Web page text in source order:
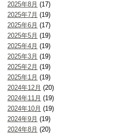
2025年8月 (17)
2025年7月 (19)
2025年6月 (17)
2025年5月 (19)
2025年4月 (19)
2025年3月 (19)
2025年2月 (19)
2025年1月 (19)
2024年12月 (20)
2024年11月 (19)
2024年10月 (19)
2024年9月 (19)
2024年8月 (20)